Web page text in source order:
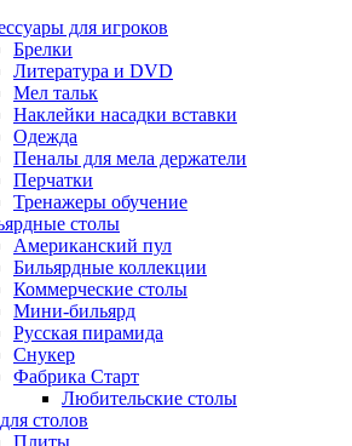
для игроков
Брелки
Литература и DVD
Мел тальк
Наклейки насадки вставки
Одежда
Пеналы для мела держатели
Перчатки
Тренажеры обучение
столы
Американский пул
Бильярдные коллекции
Коммерческие столы
Мини-бильярд
Русская пирамида
Снукер
Фабрика Старт
Любительские столы
столов
Плиты